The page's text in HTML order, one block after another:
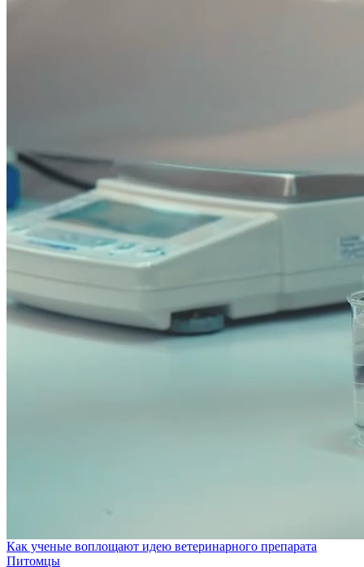
Как ученые воплощают идею ветеринарного препарата
Питомцы